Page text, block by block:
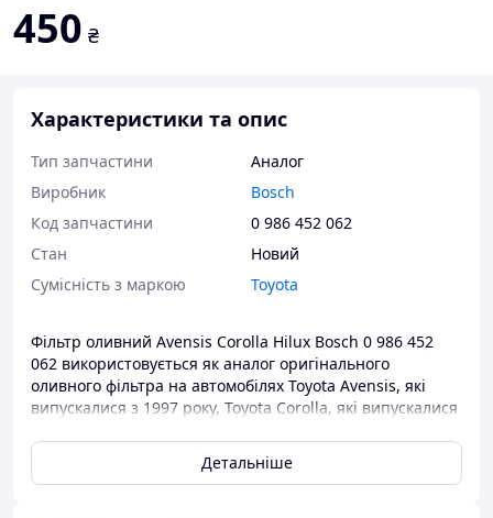
450 ₴
Характеристики та опис
Тип запчастини
Аналог
Виробник
Bosch
Код запчастини
0 986 452 062
Стан
Новий
Сумісність з маркою
Toyota
Фільтр оливний Avensis Corolla Hilux Bosch 0 986 452
062 використовується як аналог оригінального
оливного фільтра на автомобілях Toyota Avensis, які
випускалися з 1997 року, Toyota Corolla, які випускалися
Оливні фільтри ви завжди можете придбати в нашому
інтернет-магазині за найдоступнішими цінами.
Детальніше